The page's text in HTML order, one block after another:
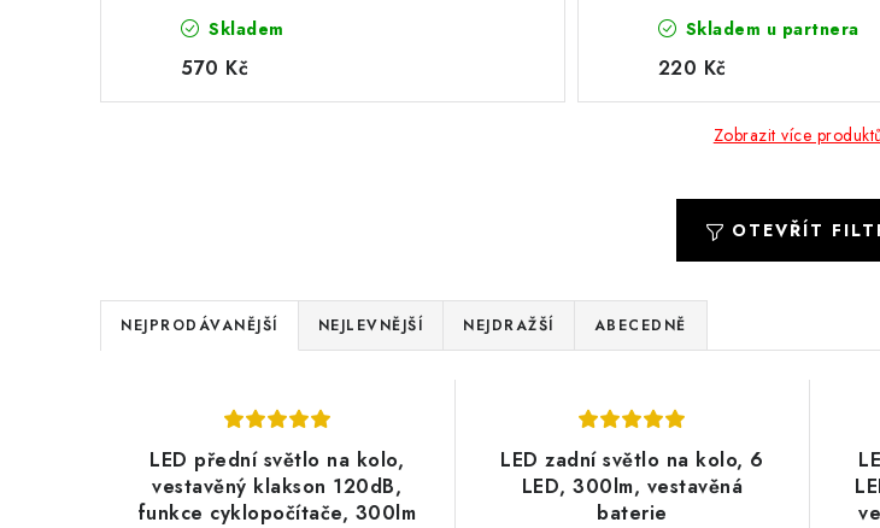
Skladem
570 Kč
Skladem u partnera
220 Kč
Zobrazit více
OTEVŘÍT
Ř
a
NEJPRODÁVANĚJŠÍ NEJLEVNĚJŠÍ NEJDRAŽŠÍ ABECEDNĚ
LED přední světlo na kolo,
vestavěný klakson 120dB,
funkce cyklopočítače, 300lm
LED zadní světlo na kolo, 6
LED, 300lm, vestavěná
baterie